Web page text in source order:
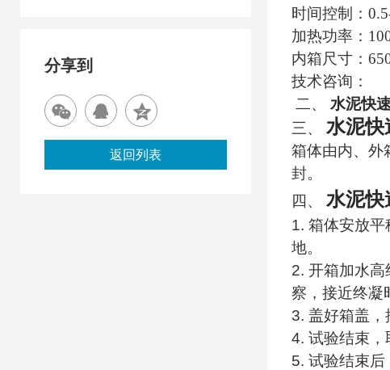
时间控制：
加热功率：
内箱尺寸：6
技术咨询：
二、
水泥快
三、 水泥快
箱体由内、外
封。
四、 水泥快
1. 箱体安放平
地。
2. 开箱加水高
察，接近终凝
3. 盖好箱盖，
4. 试验结束，
5. 试验结束后
分享到
返回列表